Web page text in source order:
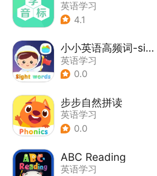
英语学习
4.1
小小英语高频词-sight words
英语学习
0.0
步步自然拼读
英语学习
0.0
ABC Reading
英语学习